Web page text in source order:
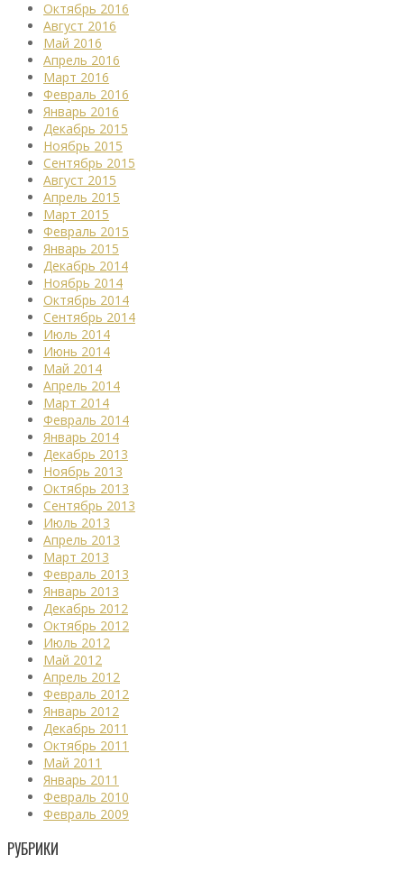
Октябрь 2016
Август 2016
Май 2016
Апрель 2016
Март 2016
Февраль 2016
Январь 2016
Декабрь 2015
Ноябрь 2015
Сентябрь 2015
Август 2015
Апрель 2015
Март 2015
Февраль 2015
Январь 2015
Декабрь 2014
Ноябрь 2014
Октябрь 2014
Сентябрь 2014
Июль 2014
Июнь 2014
Май 2014
Апрель 2014
Март 2014
Февраль 2014
Январь 2014
Декабрь 2013
Ноябрь 2013
Октябрь 2013
Сентябрь 2013
Июль 2013
Апрель 2013
Март 2013
Февраль 2013
Январь 2013
Декабрь 2012
Октябрь 2012
Июль 2012
Май 2012
Апрель 2012
Февраль 2012
Январь 2012
Декабрь 2011
Октябрь 2011
Май 2011
Январь 2011
Февраль 2010
Февраль 2009
РУБРИКИ